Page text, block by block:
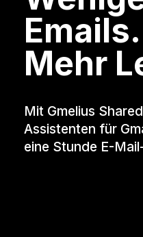
Emails.
Mehr
Mit Gmelius
Assistenten für
eine Stunde E-